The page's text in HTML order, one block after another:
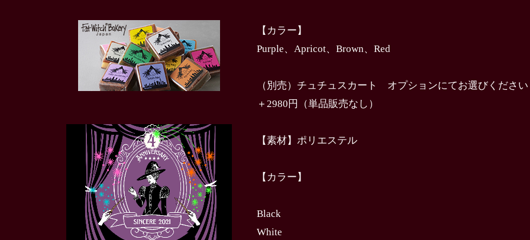
【カラー】
Purple、Apricot、Brown、Red
（別売）チュチュスカート オプションにてお選びください
＋2980円（単品販売なし）
【素材】ポリエステル
【カラー】
Black
White